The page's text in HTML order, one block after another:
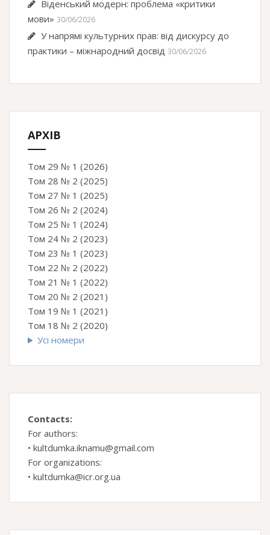
Віденський модерн: проблема «критики
мови» 30/06/2026
У напрямі культурних прав: від дискурсу до
практики – міжнародний досвід 30/06/2026
АРХІВ
Том 29 № 1 (2026)
Том 28 № 2 (2025)
Том 27 № 1 (2025)
Том 26 № 2 (2024)
Том 25 № 1 (2024)
Том 24 № 2 (2023)
Том 23 № 1 (2023)
Том 22 № 2 (2022)
Том 21 № 1 (2022)
Том 20 № 2 (2021)
Том 19 № 1 (2021)
Том 18 № 2 (2020)
Усі номери
Contacts:
For authors:
• kultdumka.iknamu@gmail.com
For organizations:
• kultdumka@icr.org.ua